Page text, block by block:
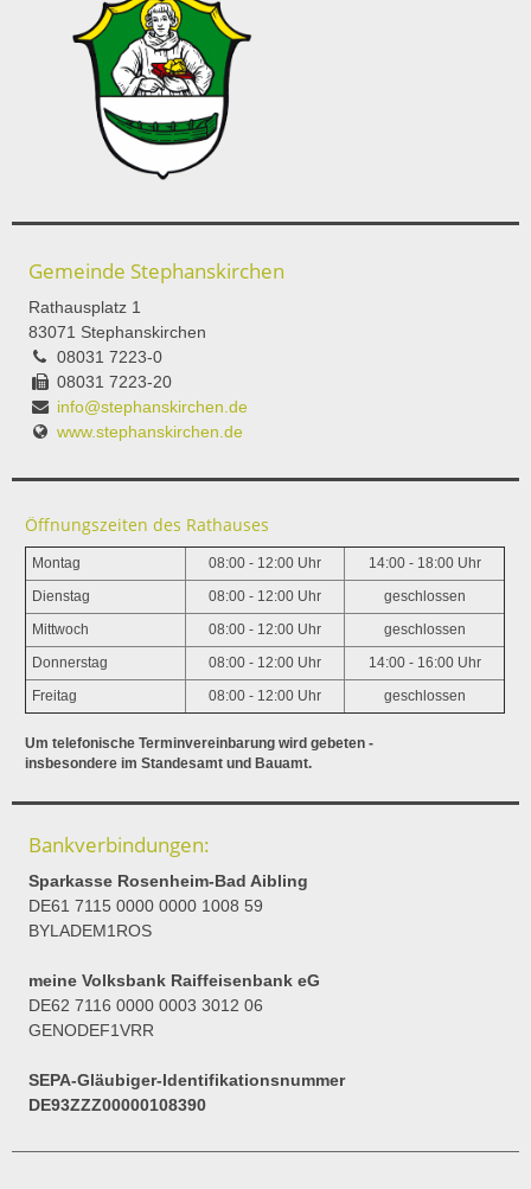
Gemeinde Stephanskirchen
Rathausplatz 1
83071 Stephanskirchen
08031 7223-0
08031 7223-20
info@stephanskirchen.de
www.stephanskirchen.de
Öffnungszeiten des Rathauses
Montag 08:00 - 12:00 Uhr 14:00 - 18:00 Uhr
Dienstag 08:00 - 12:00 Uhr geschlossen
Mittwoch 08:00 - 12:00 Uhr geschlossen
Donnerstag 08:00 - 12:00 Uhr 14:00 - 16:00 Uhr
Freitag 08:00 - 12:00 Uhr geschlossen
Um telefonische Terminvereinbarung wird gebeten -
insbesondere im Standesamt und Bauamt.
Bankverbindungen:
Sparkasse Rosenheim-Bad Aibling
DE61 7115 0000 0000 1008 59
BYLADEM1ROS
meine Volksbank Raiffeisenbank eG
DE62 7116 0000 0003 3012 06
GENODEF1VRR
SEPA-Gläubiger-Identifikationsnummer
DE93ZZZ00000108390